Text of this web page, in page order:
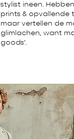
stylist ineen.
prints & opvallende
maar vertellen de
glimlachen, want
goods’.